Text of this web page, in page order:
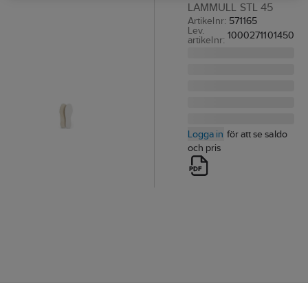
LAMMULL STL 45
Artikelnr: 571165
Lev.
artikelnr: 1000271101450
Logga in för att se saldo
och pris